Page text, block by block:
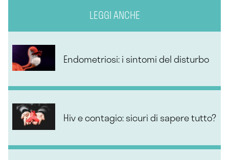
LEGGI ANCHE
Endometriosi: i sintomi del disturbo
Hiv e contagio: sicuri di sapere tutto?